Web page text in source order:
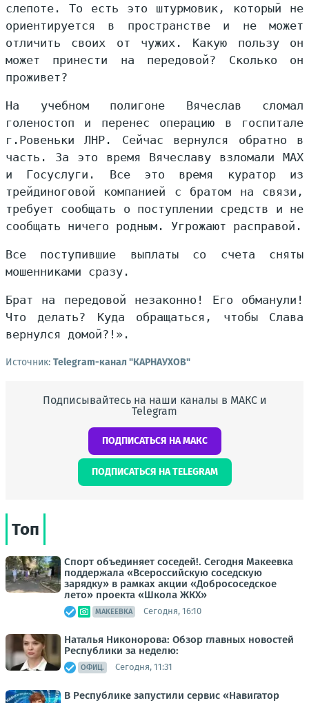
слепоте. То есть это штурмовик, который не
ориентируется в пространстве и не может
отличить своих от чужих. Какую пользу он
может принести на передовой? Сколько он
проживет?
На учебном полигоне Вячеслав сломал
голеностоп и перенес операцию в госпитале
г.Ровеньки ЛНР. Сейчас вернулся обратно в
часть. За это время Вячеславу взломали МАХ
и Госуслуги. Все это время куратор из
трейдиноговой компанией с братом на связи,
требует сообщать о поступлении средств и не
сообщать ничего родным. Угрожают расправой.
Все поступившие выплаты со счета сняты
мошенниками сразу.
Брат на передовой незаконно! Его обманули!
Что делать? Куда обращаться, чтобы Слава
вернулся домой?!».
Источник: Telegram-канал "КАРНАУХОВ"
Подписывайтесь на наши каналы в МАКС и
Telegram
ПОДПИСАТЬСЯ НА МАКС
ПОДПИСАТЬСЯ НА TELEGRAM
Топ
Спорт объединяет соседей!. Сегодня Макеевка
поддержала «Всероссийскую соседскую
зарядку» в рамках акции «Добрососедское
лето» проекта «Школа ЖКХ»
МАКЕЕВКА Сегодня, 16:10
Наталья Никонорова: Обзор главных новостей
Республики за неделю:
ОФИЦ. Сегодня, 11:31
В Республике запустили сервис «Навигатор